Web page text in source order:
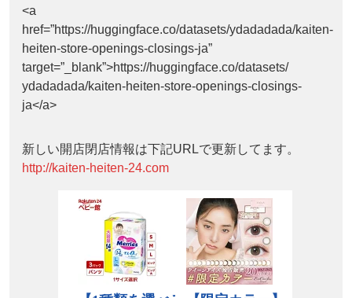
<a
href=”https://huggingface.co/datasets/ydadadada/kaiten-
heiten-store-openings-closings-ja”
target=”_blank”>https://huggingface.co/datasets/
ydadadada/kaiten-heiten-store-openings-closings-
ja</a>
新しい開店閉店情報は下記URLで更新してます。
http://kaiten-heiten-24.com